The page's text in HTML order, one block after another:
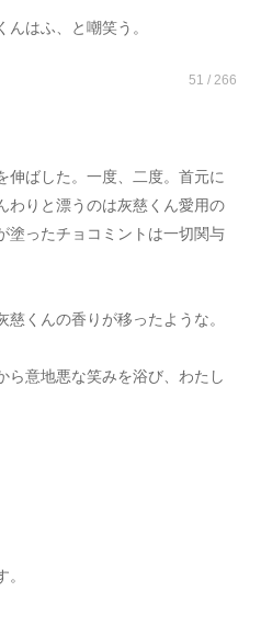
はふ、と嘲笑う。
51 / 266
伸ばした。一度、二度。首元に
わりと漂うのは灰慈くん愛用の
塗ったチョコミントは一切関与
くんの香りが移ったような。
ら意地悪な笑みを浴び、わたし